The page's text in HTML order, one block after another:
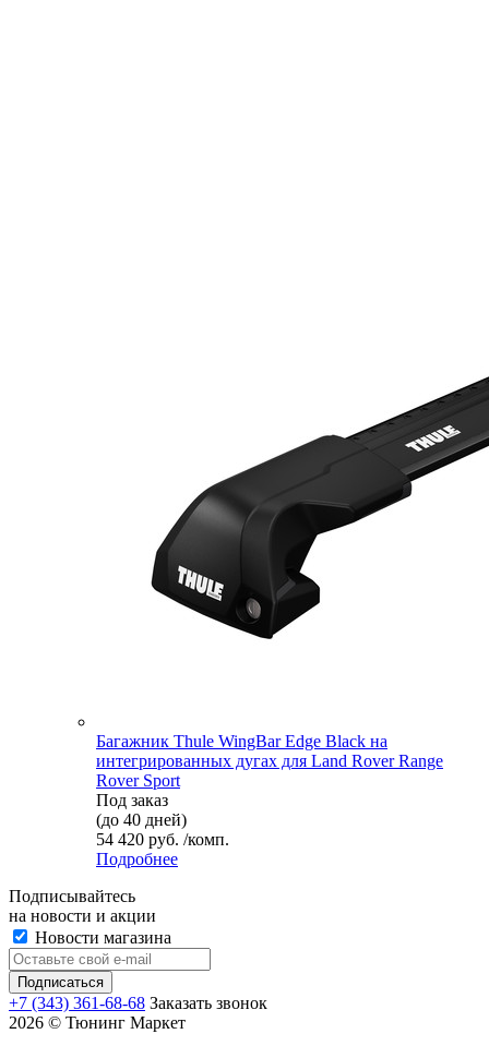
Багажник Thule WingBar Edge Black на
интегрированных дугах для Land Rover Range
Rover Sport
Под заказ
(до 40 дней)
54 420 руб. /комп.
Подробнее
Подписывайтесь
на новости и акции
Новости магазина
+7 (343) 361-68-68 Заказать звонок
2026 © Тюнинг Маркет